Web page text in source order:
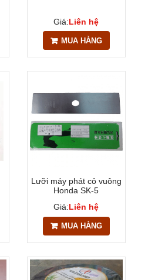
Giá:Liên hệ
MUA HÀNG
Lưỡi máy phát cỏ vuông
Honda SK-5
Giá:Liên hệ
MUA HÀNG